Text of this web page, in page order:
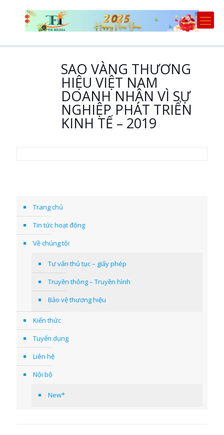
SAO VÀNG THƯƠNG
HIỆU VIỆT NAM
DOANH NHÂN VÌ SỰ
NGHIỆP PHÁT TRIỂN
KINH TẾ – 2019
Trang chủ
Tin tức hoạt động
Về chúng tôi
Tư vấn thủ tục – giấy phép
Truyền thông – Truyền hình
Bảo vệ thương hiệu
Kiến thức
Tuyển dụng
Liên hệ
Nội bộ
New*